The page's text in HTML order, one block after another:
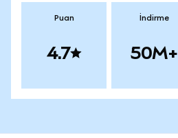
Puan
4.7
İndirme
50M+